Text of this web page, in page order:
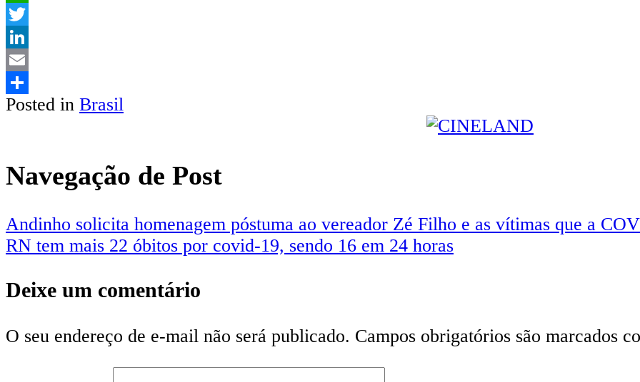
WhatsApp
Twitter
LinkedIn
Email
Share
Posted in Brasil
Navegação de Post
Andinho solicita homenagem póstuma ao vereador Zé Filho e as vítimas que a
RN tem mais 22 óbitos por covid-19, sendo 16 em 24 horas
Deixe um comentário
O seu endereço de e-mail não será publicado. Campos obrigatórios são marcados